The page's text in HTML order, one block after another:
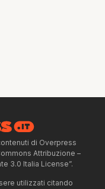
di Overpress
Attribuzione –
3.0 Italia License”.
utilizzati citando